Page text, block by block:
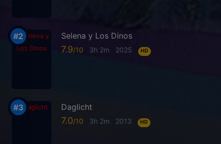
Selena y Los Dinos
7.9 3h 2m 2025 HD
Daglicht
7.0 3h 2m 2013 HD